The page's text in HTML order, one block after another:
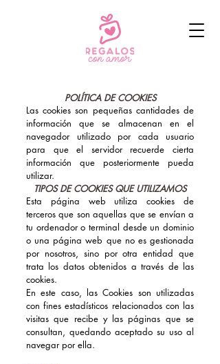
POLÍTICA DE COOKIES
Las cookies son pequeñas cantidades de
información que se almacenan en el
navegador utilizado por cada usuario
para que el servidor recuerde cierta
información que posteriormente pueda
utilizar.
TIPOS DE COOKIES QUE UTILIZAMOS
Esta página web utiliza cookies de
terceros que son aquellas que se envían a
tu ordenador o terminal desde un dominio
o una página web que no es gestionada
por nosotros, sino por otra entidad que
trata los datos obtenidos a través de las
cookies.
En este caso, las Cookies son utilizadas
con fines estadísticos relacionados con las
visitas que recibe y las páginas que se
consultan, quedando aceptado su uso al
navegar por ella.